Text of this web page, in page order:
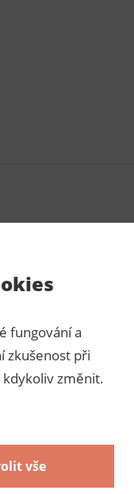
Číslo produktu:
Dodavatel
Pruženka
spodního
tepláčků.
fungování a
zkušenost při
kdykoliv změnit.
vše